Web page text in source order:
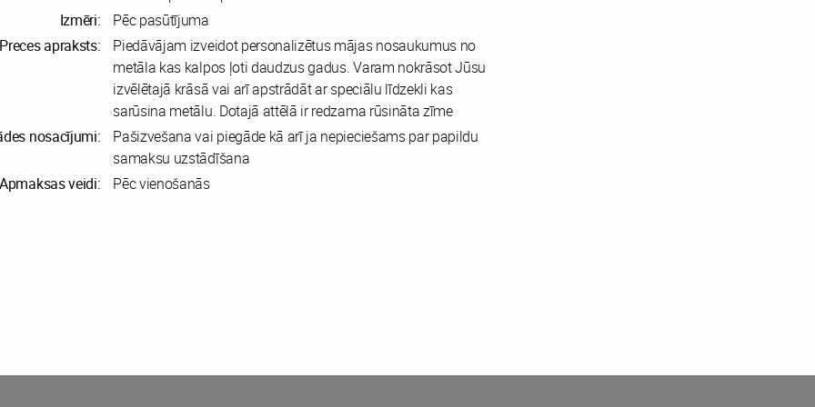
Izmēri:
Pēc pasūtījuma
Preces apraksts:
Piedāvājam izveidot personalizētus mājas nosaukumus no
metāla kas kalpos ļoti daudzus gadus. Varam nokrāsot Jūsu
izvēlētajā krāsā vai arī apstrādāt ar speciālu līdzekli kas
sarūsina metālu. Dotajā attēlā ir redzama rūsināta zīme
nosacījumi:
Pašizvešana vai piegāde kā arī ja nepieciešams par papildu
samaksu uzstādīšana
Apmaksas veidi:
Pēc vienošanās